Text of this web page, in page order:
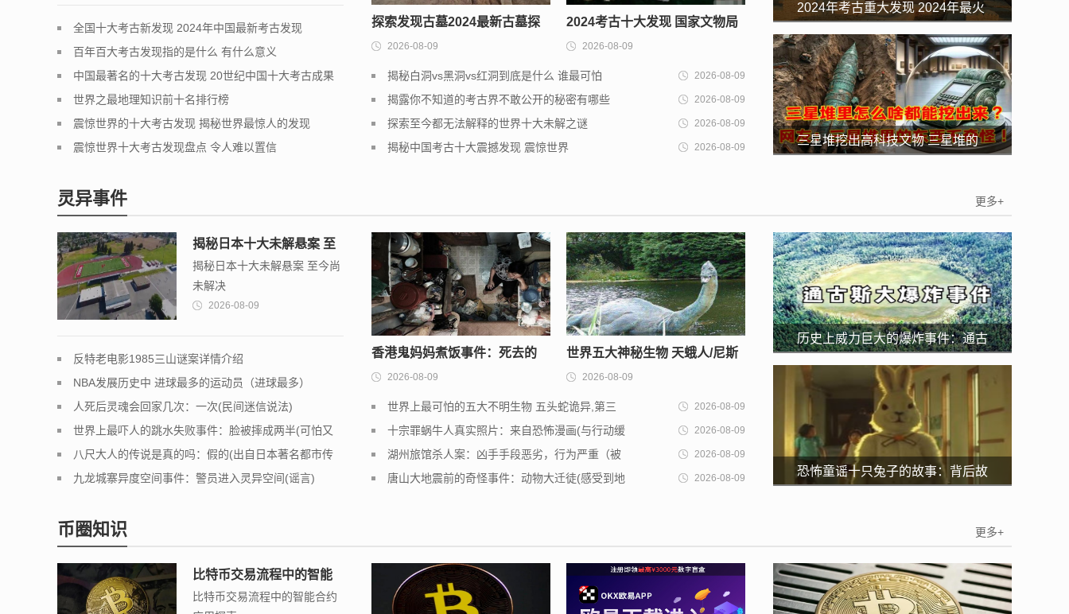
全国十大考古新发现 2024年中国最新考古发现
百年百大考古发现指的是什么 有什么意义
中国最著名的十大考古发现 20世纪中国十大考古成果
世界之最地理知识前十名排行榜
震惊世界的十大考古发现 揭秘世界最惊人的发现
震惊世界十大考古发现盘点 令人难以置信
探索发现古墓2024最新古墓探
索进展
2026-08-09
2024考古十大发现 国家文物局
发布的全国最新考古发现
2026-08-09
2026-08-09
揭秘白洞vs黑洞vs红洞到底是什么 谁最可怕
2026-08-09
揭露你不知道的考古界不敢公开的秘密有哪些
2026-08-09
探索至今都无法解释的世界十大未解之谜
2026-08-09
揭秘中国考古十大震撼发现 震惊世界
2024年考古重大发现 2024年最火
的考古
三星堆挖出高科技文物 三星堆的
灵异事件 更多+
揭秘日本十大未解悬案 至
今尚未解决
揭秘日本十大未解悬案 至今尚
未解决
2026-08-09
反特老电影1985三山谜案详情介绍
NBA发展历史中 进球最多的运动员（进球最多）
人死后灵魂会回家几次：一次(民间迷信说法)
世界上最吓人的跳水失败事件：脸被摔成两半(可怕又
吓人)
八尺大人的传说是真的吗：假的(出自日本著名都市传
说)
九龙城寨异度空间事件：警员进入灵异空间(谣言)
香港鬼妈妈煮饭事件：死去的
母亲给孩子做饭(恐怖又诡异)
2026-08-09
世界五大神秘生物 天蛾人/尼斯
湖水怪/野人等(个个神秘无比)
2026-08-09
2026-08-09
世界上最可怕的五大不明生物 五头蛇诡异,第三
可能真实存在!
2026-08-09
十宗罪蜗牛人真实照片：来自恐怖漫画(与行动缓
慢有关)
2026-08-09
湖州旅馆杀人案：凶手手段恶劣，行为严重（被
判死刑）
2026-08-09
唐山大地震前的奇怪事件：动物大迁徒(感受到地
历史上威力巨大的爆炸事件：通古
斯大爆炸等（核爆炸）
恐怖童谣十只兔子的故事：背后故
币圈知识 更多+
比特币交易流程中的智能
合约应用探索
比特币交易流程中的智能合约